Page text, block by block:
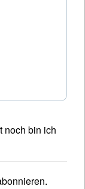
noch bin ich